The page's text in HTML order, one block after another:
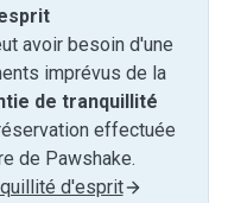
avoir besoin d'une
imprévus de la
de tranquillité
effectuée
de Pawshake.
d'esprit